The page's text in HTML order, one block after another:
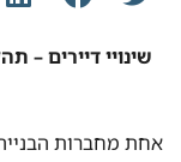
שינויי דיירים
אחת מחברות